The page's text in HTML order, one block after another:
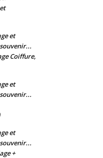
et
Coiffure,
et
et
+